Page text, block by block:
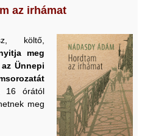
az irhámat
költő,
meg
az Ünnepi
16 órától
meg